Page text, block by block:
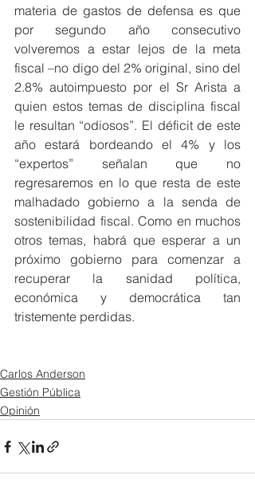
materia de gastos de defensa es que
por segundo año consecutivo
volveremos a estar lejos de la meta
fiscal –no digo del 2% original, sino del
2.8% autoimpuesto por el Sr Arista a
quien estos temas de disciplina fiscal
le resultan “odiosos”. El déficit de este
año estará bordeando el 4% y los
“expertos” señalan que no
regresaremos en lo que resta de este
malhadado gobierno a la senda de
sostenibilidad fiscal. Como en muchos
otros temas, habrá que esperar a un
próximo gobierno para comenzar a
recuperar la sanidad política,
económica y democrática tan
tristemente perdidas.
Carlos Anderson
Gestión Pública
Opinión